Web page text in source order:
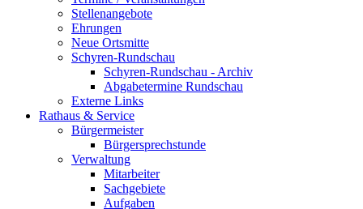
Stellenangebote
Ehrungen
Neue Ortsmitte
Schyren-Rundschau
Schyren-Rundschau - Archiv
Abgabetermine Rundschau
Externe Links
Rathaus & Service
Bürgermeister
Bürgersprechstunde
Verwaltung
Mitarbeiter
Sachgebiete
Aufgaben